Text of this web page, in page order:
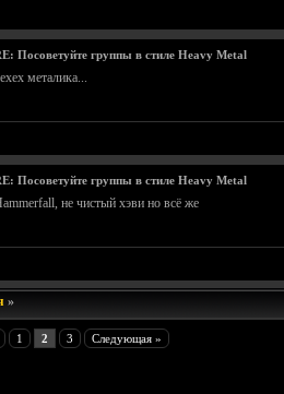
Посоветуйте группы в стиле Heavy Metal
металика...
Посоветуйте группы в стиле Heavy Metal
не чистый хэви но всё же
»
1 2 3 Следующая »